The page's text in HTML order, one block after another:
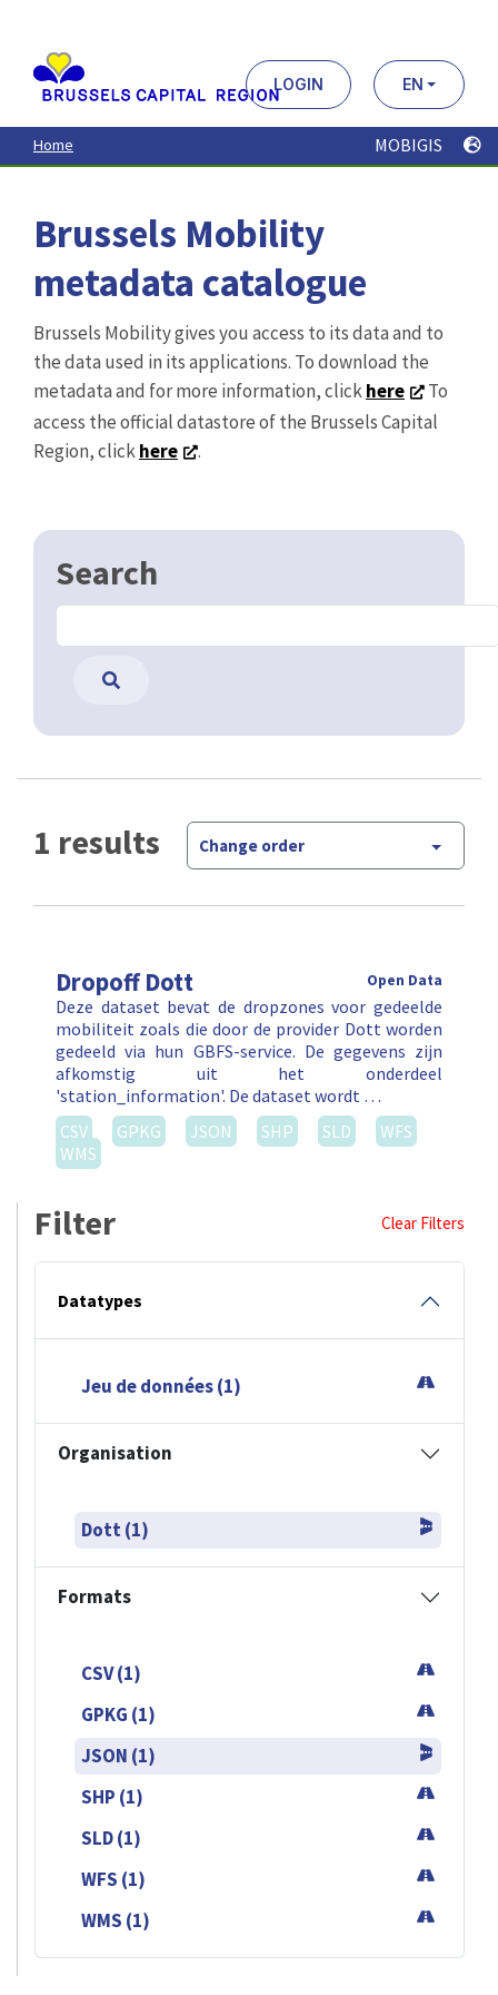
contenu
principal
LOGIN EN
Home MOBIGIS
Brussels Mobility
metadata catalogue
Brussels Mobility gives you access to its data and to
the data used in its applications. To download the
metadata and for more information, clickhere
To
access the official datastore of the Brussels Capital
Region, clickhere .
Search
1 results Change order
Dropoff Dott Open Data
Deze dataset bevat de dropzones voor gedeelde
mobiliteit zoals die door de provider Dott worden
gedeeld via hun GBFS-service. De gegevens zijn
afkomstig uit het onderdeel
'station_information'. De dataset wordt …
CSV
GPKG JSON SHP SLD
WFS
WMS
Filter Clear Filters
Datatypes
Jeu de données (1)
Organisation
Dott (1)
Formats
CSV (1)
GPKG (1)
JSON (1)
SHP (1)
SLD (1)
WFS (1)
WMS (1)